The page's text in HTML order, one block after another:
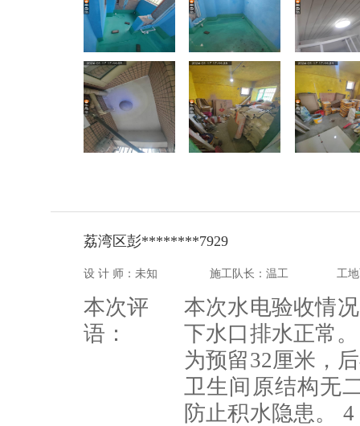
荔湾区彭********7929
设 计 师：未知 施工队长：温工 工
本次评
语：
本次水电验收情
下水口排水正常
为预留32厘米，
卫生间原结构无
防止积水隐患。